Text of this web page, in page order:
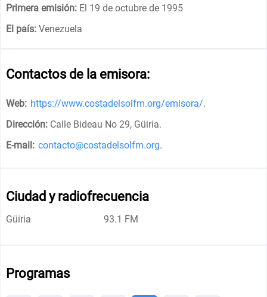
Primera emisión: El 19 de octubre de 1995
El país: Venezuela
Contactos de la emisora:
Web: https://www.costadelsolfm.org/emisora/.
Dirección: Calle Bideau No 29, Güiria.
E-mail: contacto@costadelsolfm.org.
Ciudad y radiofrecuencia
Güiria 93.1 FM
Programas